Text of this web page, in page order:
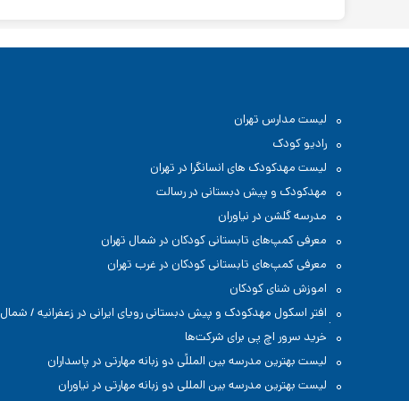
لیست مدارس تهران
رادیو کودک
لیست مهدکودک های انسانگرا در تهران
مهدکودک و پیش دبستانی در رسالت
مدرسه گلشن در نیاوران
معرفی کمپ‌های تابستانی کودکان در شمال تهران
معرفی کمپ‌های تابستانی کودکان در غرب تهران
اموزش شنای کودکان
افتر اسکول مهدکودک و پیش دبستانی رویای ایرانی در زعفرانیه / شمال
تهران
خرید سرور اچ پی برای شرکت‌ها
لیست بهترین مدرسه بین المللًی دو زبانه مهارتی در پاسداران
لیست بهترین مدرسه بین المللی دو زبانه مهارتی در نیاوران